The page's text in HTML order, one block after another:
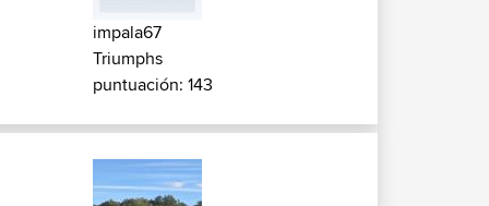
impala67
Triumphs
puntuación: 143